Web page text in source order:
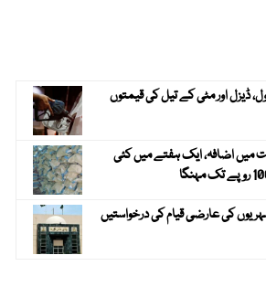
ڈیزل اور مٹی کے تیل کی قیمتوں
میں اضافہ، ایک ہفتے میں کئی
کی عارضی قیام کی درخواستیں